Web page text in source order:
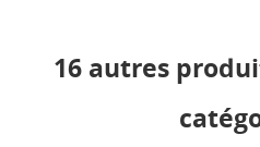
16 autres